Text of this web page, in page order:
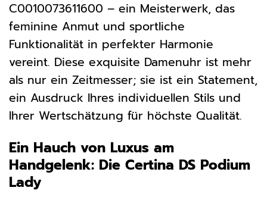
C0010073611600 – ein Meisterwerk, das
feminine Anmut und sportliche
Funktionalität in perfekter Harmonie
vereint. Diese exquisite Damenuhr ist mehr
als nur ein Zeitmesser; sie ist ein Statement,
ein Ausdruck Ihres individuellen Stils und
Ihrer Wertschätzung für höchste Qualität.
Ein Hauch von Luxus am
Handgelenk: Die Certina DS Podium
Lady